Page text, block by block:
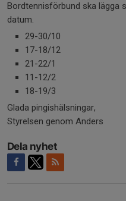
Bordtennisförbund ska lägga
datum.
29-30/10
17-18/12
21-22/1
11-12/2
18-19/3
Glada pingishälsningar,
Styrelsen genom Anders
Dela nyhet